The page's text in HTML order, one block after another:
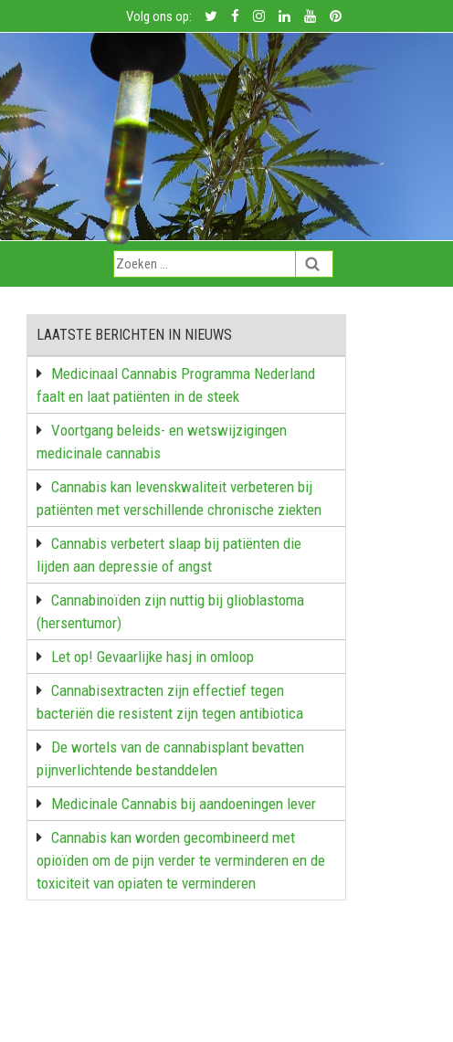
Volg ons op:
LAATSTE BERICHTEN IN NIEUWS
Medicinaal Cannabis Programma Nederland
faalt en laat patiënten in de steek
Voortgang beleids- en wetswijzigingen
medicinale cannabis
Cannabis kan levenskwaliteit verbeteren bij
patiënten met verschillende chronische ziekten
Cannabis verbetert slaap bij patiënten die
lijden aan depressie of angst
Cannabinoïden zijn nuttig bij glioblastoma
(hersentumor)
Let op! Gevaarlijke hasj in omloop
Cannabisextracten zijn effectief tegen
bacteriën die resistent zijn tegen antibiotica
De wortels van de cannabisplant bevatten
pijnverlichtende bestanddelen
Medicinale Cannabis bij aandoeningen lever
Cannabis kan worden gecombineerd met
opioïden om de pijn verder te verminderen en de
toxiciteit van opiaten te verminderen